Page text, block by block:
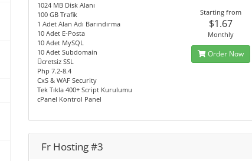
1024 MB Disk Alanı
100 GB Trafik
1 Adet Alan Adı Barındırma
10 Adet E-Posta
10 Adet MySQL
10 Adet Subdomain
Ücretsiz SSL
Php 7.2-8.4
CxS & WAF Security
Tek Tıkla 400+ Script Kurulumu
cPanel Kontrol Panel
Starting from
$1.67
Monthly
Order Now
Fr Hosting #3